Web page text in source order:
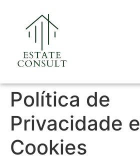
Política de
Privacidade e
Cookies